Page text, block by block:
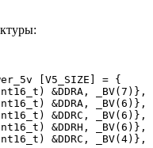
[V5_SIZE] = {